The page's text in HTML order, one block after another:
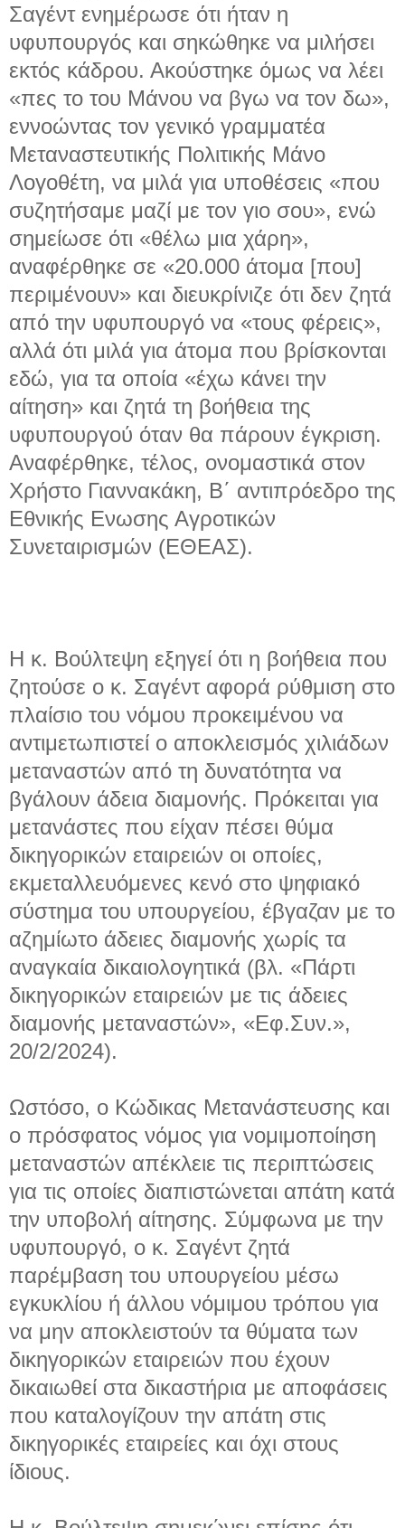
Σαγέντ ενημέρωσε ότι ήταν η
υφυπουργός και σηκώθηκε να μιλήσει
εκτός κάδρου. Ακούστηκε όμως να λέει
«πες το του Μάνου να βγω να τον δω»,
εννοώντας τον γενικό γραμματέα
Μεταναστευτικής Πολιτικής Μάνο
Λογοθέτη, να μιλά για υποθέσεις «που
συζητήσαμε μαζί με τον γιο σου», ενώ
σημείωσε ότι «θέλω μια χάρη»,
αναφέρθηκε σε «20.000 άτομα [που]
περιμένουν» και διευκρίνιζε ότι δεν ζητά
από την υφυπουργό να «τους φέρεις»,
αλλά ότι μιλά για άτομα που βρίσκονται
εδώ, για τα οποία «έχω κάνει την
αίτηση» και ζητά τη βοήθεια της
υφυπουργού όταν θα πάρουν έγκριση.
Αναφέρθηκε, τέλος, ονομαστικά στον
Χρήστο Γιαννακάκη, Β΄ αντιπρόεδρο της
Εθνικής Ενωσης Αγροτικών
Συνεταιρισμών (ΕΘΕΑΣ).
Η κ. Βούλτεψη εξηγεί ότι η βοήθεια που
ζητούσε ο κ. Σαγέντ αφορά ρύθμιση στο
πλαίσιο του νόμου προκειμένου να
αντιμετωπιστεί ο αποκλεισμός χιλιάδων
μεταναστών από τη δυνατότητα να
βγάλουν άδεια διαμονής. Πρόκειται για
μετανάστες που είχαν πέσει θύμα
δικηγορικών εταιρειών οι οποίες,
εκμεταλλευόμενες κενό στο ψηφιακό
σύστημα του υπουργείου, έβγαζαν με το
αζημίωτο άδειες διαμονής χωρίς τα
αναγκαία δικαιολογητικά (βλ. «Πάρτι
δικηγορικών εταιρειών με τις άδειες
διαμονής μεταναστών», «Εφ.Συν.»,
20/2/2024).
Ωστόσο, ο Κώδικας Μετανάστευσης και
ο πρόσφατος νόμος για νομιμοποίηση
μεταναστών απέκλειε τις περιπτώσεις
για τις οποίες διαπιστώνεται απάτη κατά
την υποβολή αίτησης. Σύμφωνα με την
υφυπουργό, ο κ. Σαγέντ ζητά
παρέμβαση του υπουργείου μέσω
εγκυκλίου ή άλλου νόμιμου τρόπου για
να μην αποκλειστούν τα θύματα των
δικηγορικών εταιρειών που έχουν
δικαιωθεί στα δικαστήρια με αποφάσεις
που καταλογίζουν την απάτη στις
δικηγορικές εταιρείες και όχι στους
ίδιους.